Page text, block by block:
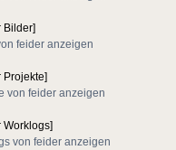
Bilder]
feider anzeigen
Projekte]
von feider anzeigen
Worklogs]
von feider anzeigen